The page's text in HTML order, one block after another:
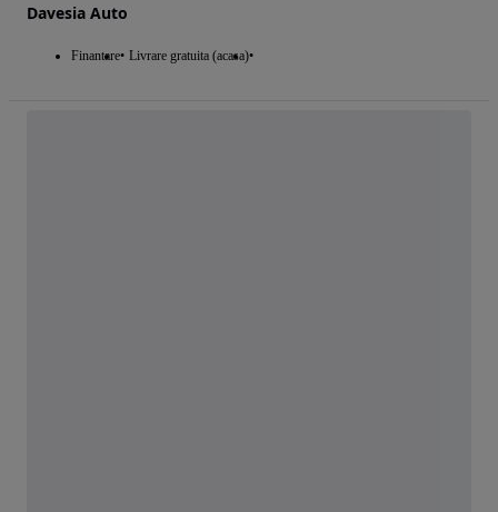
Davesia Auto
Finantare Livrare gratuita (acasa)